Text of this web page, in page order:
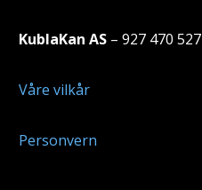
KublaKan AS – 927 470 527
Våre vilkår
Personvern